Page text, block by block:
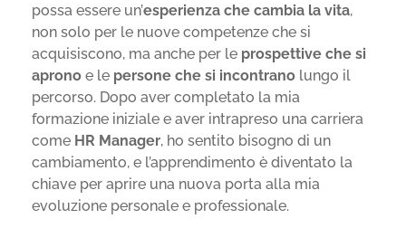
possa essere un’esperienza che cambia la vita,
non solo per le nuove competenze che si
acquisiscono, ma anche per le prospettive che si
aprono e le persone che si incontrano lungo il
percorso. Dopo aver completato la mia
formazione iniziale e aver intrapreso una carriera
come HR Manager, ho sentito bisogno di un
cambiamento, e l’apprendimento è diventato la
chiave per aprire una nuova porta alla mia
evoluzione personale e professionale.